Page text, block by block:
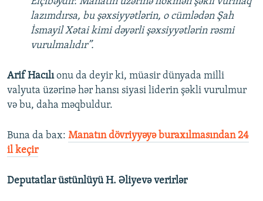
lazımdırsa, bu şəxsiyyətlərin, o cümlədən Şah
İsmayil Xətai kimi dəyərli şəxsiyyətlərin rəsmi
vurulmalıdır”.
Arif Hacılıonu da deyir ki, müasir dünyada milli
valyuta üzərinə hər hansı siyasi liderin şəkli vurulmur
və bu, daha məqbuldur.
Buna da bax:​ Manatın dövriyyəyə buraxılmasından 24
il keçir
Deputatlar üstünlüyü H. Əliyevə verirlər